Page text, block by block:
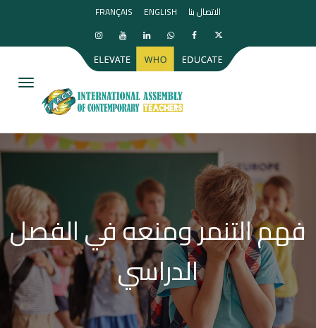
الاتصال بنا ENGLISH
FRANÇAIS
فهم التنمر ومنعه في الفصل
الدراسي